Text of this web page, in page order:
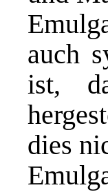
auch
ist,
dies